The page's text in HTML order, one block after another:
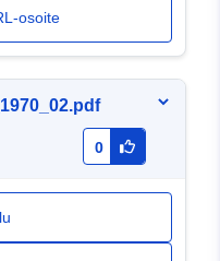
osoite
0